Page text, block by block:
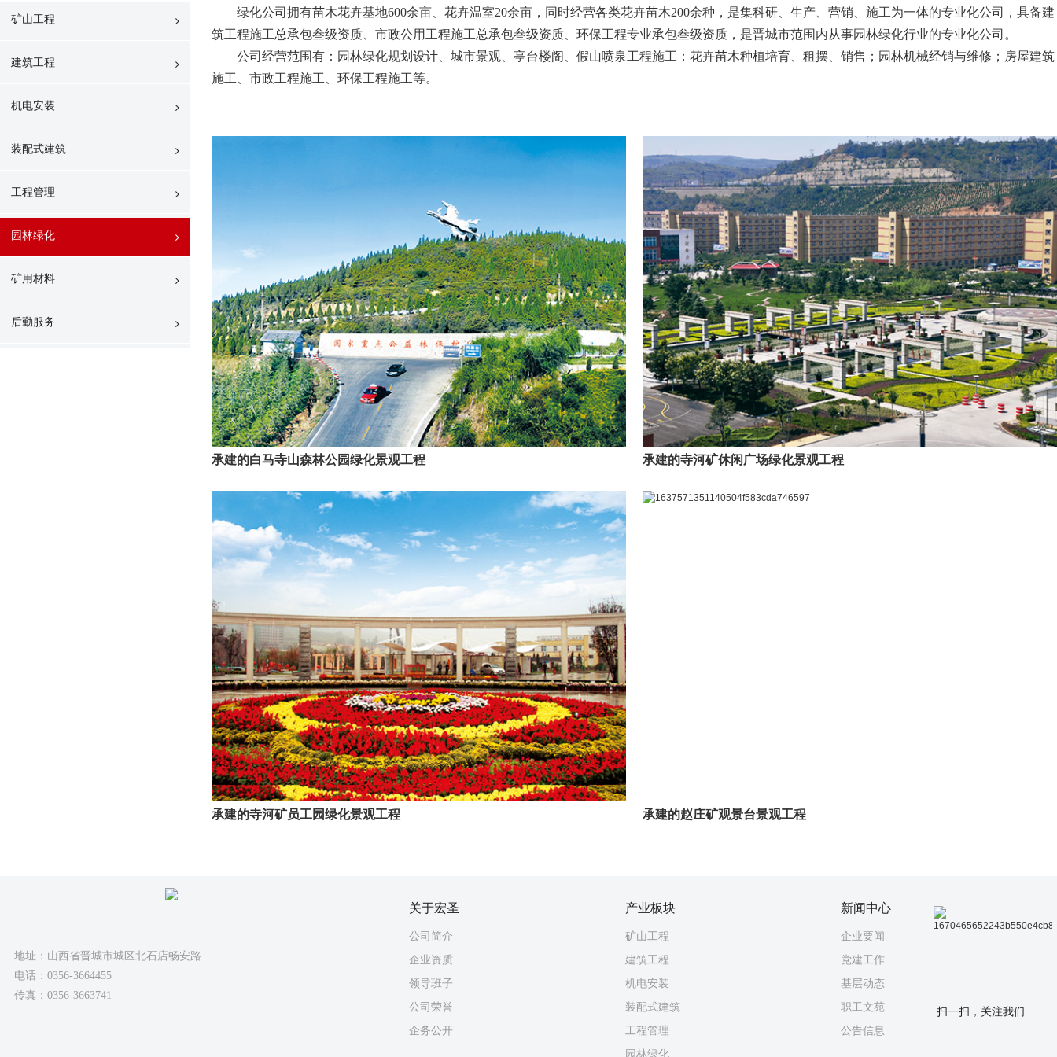
矿山工程
建筑工程
机电安装
装配式建筑
工程管理
园林绿化
矿用材料
后勤服务
绿化公司拥有苗木花卉基地600余亩、花卉温室20余亩，同时经营各类花卉苗木200余种，是集科研、生产、营销、施工为一体的专业化公司，具备建
筑工程施工总承包叁级资质、市政公用工程施工总承包叁级资质、环保工程专业承包叁级资质，是晋城市范围内从事园林绿化行业的专业化公司。
公司经营范围有：园林绿化规划设计、城市景观、亭台楼阁、假山喷泉工程施工；花卉苗木种植培育、租摆、销售；园林机械经销与维修；房屋建筑
施工、市政工程施工、环保工程施工等。
承建的白马寺山森林公园绿化景观工程 承建的寺河矿休闲广场绿化景观工程
承建的寺河矿员工园绿化景观工程 承建的赵庄矿观景台景观工程
关于宏圣
公司简介
企业资质
领导班子
公司荣誉
企务公开
产业板块
矿山工程
建筑工程
机电安装
装配式建筑
工程管理
园林绿化
新闻中心
企业要闻
党建工作
基层动态
职工文苑
公告信息
扫一扫，关注我们
地址：山西省晋城市城区北石店畅安路
电话：0356-3664455
传真：0356-3663741